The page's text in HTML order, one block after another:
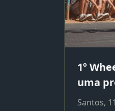
1º
uma
Santos,